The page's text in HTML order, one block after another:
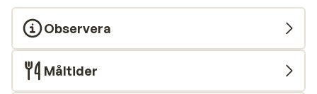
och sviter med modern inredning och en mycket god
komfort. Strand & pool Poolområdet är ett
poolparadis i sig. Här omges du av frodig grönska och
vacker utsikt över det glittrande Atlanten. Slå dig ner
på en solstol eller en cabanas och koppla av och kanske
Observera
Måltider